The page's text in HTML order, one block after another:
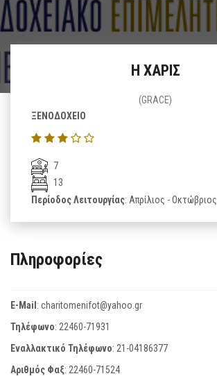
Η ΧΑΡΙΣ
(GRACE)
ΞΕΝΟΔΟΧΕΙΟ
7
13
Περίοδος Λειτουργίας: Απρίλιος - Οκτώβριος
Πληροφορίες
E-Mail: charitomenifot@yahoo.gr
Τηλέφωνο: 22460-71931
Εναλλακτικό Τηλέφωνο: 21-04186377
Αριθμός Φαξ: 22460-71524